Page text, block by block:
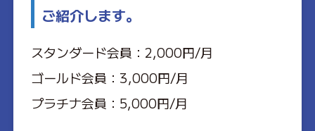
ご紹介します。
スタンダード会員：2,000円/月
ゴールド会員：3,000円/月
プラチナ会員：5,000円/月